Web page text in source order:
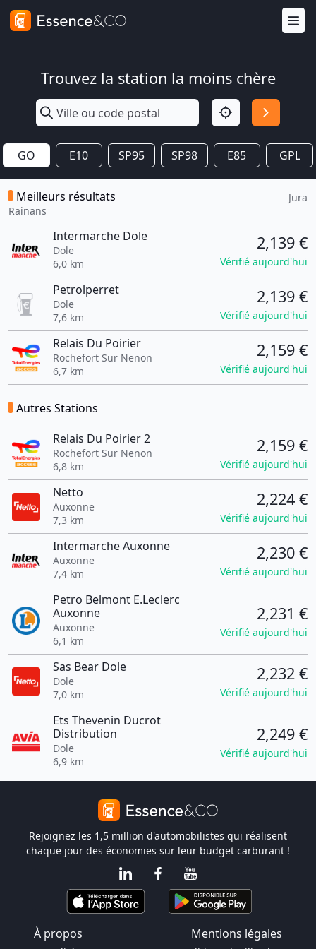
Trouvez la station la moins chère
GO E10 SP95 SP98 E85 GPL
Meilleurs résultats
Rainans
Jura
Intermarche Dole
Dole
6,0 km
2,139 €
Vérifié aujourd'hui
Petrolperret
Dole
7,6 km
2,139 €
Vérifié aujourd'hui
Relais Du Poirier
Rochefort Sur Nenon
6,7 km
2,159 €
Vérifié aujourd'hui
Autres Stations
Relais Du Poirier 2
Rochefort Sur Nenon
6,8 km
2,159 €
Vérifié aujourd'hui
Netto
Auxonne
7,3 km
2,224 €
Vérifié aujourd'hui
Intermarche Auxonne
Auxonne
7,4 km
2,230 €
Vérifié aujourd'hui
Petro Belmont E.Leclerc
Auxonne
Auxonne
6,1 km
2,231 €
Vérifié aujourd'hui
Sas Bear Dole
Dole
7,0 km
2,232 €
Vérifié aujourd'hui
Ets Thevenin Ducrot
Distribution
Dole
6,9 km
2,249 €
Vérifié aujourd'hui
Rejoignez les 1,5 million d'automobilistes qui réalisent
chaque jour des économies sur leur budget carburant !
À propos Mentions légales